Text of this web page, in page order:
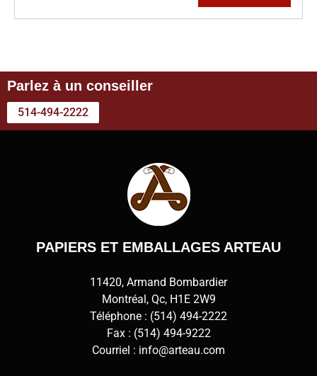
Parlez à un conseiller
514-494-2222
PAPIERS ET EMBALLAGES ARTEAU
11420, Armand Bombardier
Montréal, Qc, H1E 2W9
Téléphone : (514) 494-2222
Fax : (514) 494-9222
Courriel : info@arteau.com